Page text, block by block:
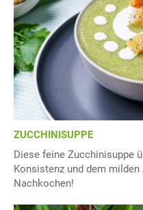
ZUCCHINISUPPE
Diese feine Zucchinisuppe
Konsistenz und dem
Nachkochen!